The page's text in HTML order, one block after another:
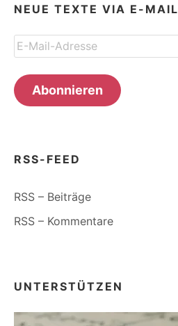
NEUE TEXTE VIA E-MAIL
E-
Mail-
Adresse
Abonnieren
RSS-FEED
RSS – Beiträge
RSS – Kommentare
UNTERSTÜTZEN